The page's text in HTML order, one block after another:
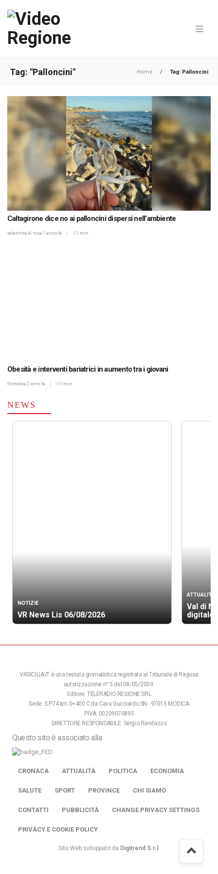
Tag: "Palloncini" Home / Tag: Palloncini
Caltagirone dice no ai palloncini dispersi nell’ambiente
valentina di rosa 1 anno fa 1 min
Obesità e interventi bariatrici in aumento tra i giovani
finmedia 2 anni fa 1 min
NEWS
NOTIZIE
VR News Lis 06/08/2026
ATTUALITÀ
Val di
digitale
VRSICILIA.IT è una testata giornalistica registrata al Tribunale di Ragusa
autorizzazione n° 5 del 08/05/2009.
Editore: TELERADIO REGIONE SRL
Sede: S.P.74 km 0+400 C.da Cava Gucciardo SN - 97015 MODICA
P.IVA: 00209070895
DIRETTORE RESPONSABILE: Sergio Randazzo
Questo sito è associato alla
CRONACA ATTUALITÀ POLITICA ECONOMIA
SALUTE SPORT PROVINCE CHI SIAMO
CONTATTI PUBBLICITÀ CHANGE PRIVACY SETTINGS
PRIVACY E COOKIE POLICY
Sito Web sviluppato da Digitrend S.r.l .